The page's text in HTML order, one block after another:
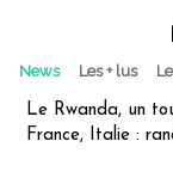
News Les + lus
Le Rwanda, un
France, Italie :